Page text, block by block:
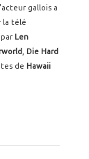
gallois a
la télé
Len
Die Hard
de Hawaii